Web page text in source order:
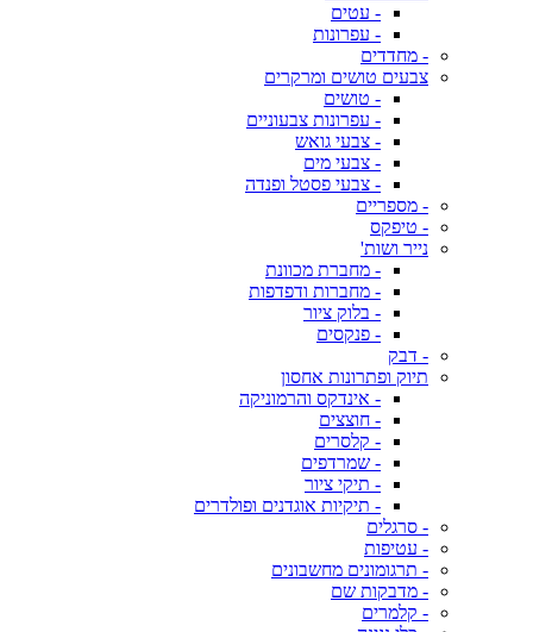
- עטים
- עפרונות
- מחדדים
צבעים טושים ומרקרים
- טושים
- עפרונות צבעוניים
- צבעי גואש
- צבעי מים
- צבעי פסטל ופנדה
- מספריים
- טיפקס
נייר ושות'
- מחברת מכוונת
- מחברות ודפדפות
- בלוק ציור
- פנקסים
- דבק
תיוק ופתרונות אחסון
- אינדקס והרמוניקה
- חוצצים
- קלסרים
- שמרדפים
- תיקי ציור
- תיקיות אוגדנים ופולדרים
- סרגלים
- עטיפות
- תרגומונים מחשבונים
- מדבקות שם
- קלמרים